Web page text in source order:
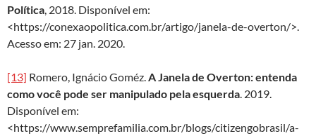
Política , 2018. Disponível em:
<https://conexaopolitica.com.br/artigo/janela-de-overton/>.
Acesso em: 27 jan. 2020.
[13] Romero, Ignácio Goméz. A Janela de Overton: entenda
como você pode ser manipulado pela esquerda . 2019.
Disponível em:
<https://www.semprefamilia.com.br/blogs/citizengobrasil/a-